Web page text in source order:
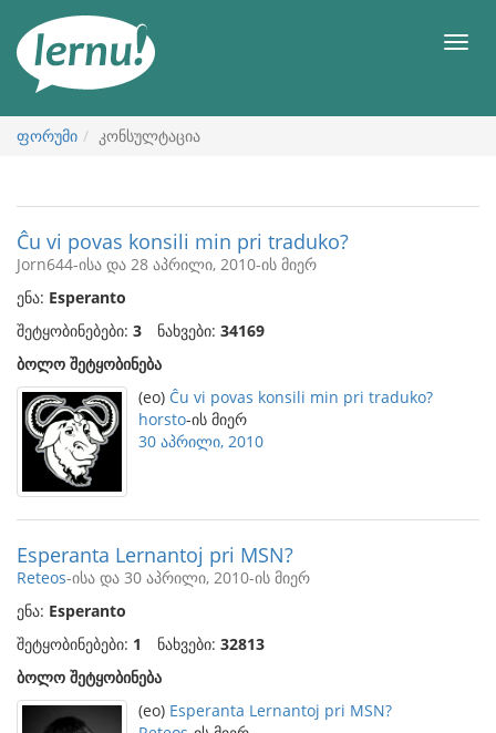
ნახვა
მენიუ
ფორუმი კონსულტაცია
Ĉu vi povas konsili min pri traduko?
Jorn644-ისა და 28 აპრილი, 2010-ის მიერ
ენა: Esperanto
შეტყობინებები: 3 ნახვები: 34169
ბოლო შეტყობინება
(eo) Ĉu vi povas konsili min pri traduko?
horsto-ის მიერ
30 აპრილი, 2010
Esperanta Lernantoj pri MSN?
Reteos-ისა და 30 აპრილი, 2010-ის მიერ
ენა: Esperanto
შეტყობინებები: 1 ნახვები: 32813
ბოლო შეტყობინება
(eo) Esperanta Lernantoj pri MSN?